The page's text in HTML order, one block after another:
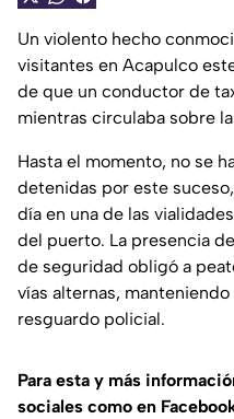
Un violento hecho
visitantes en Acapulco
de que un conductor de
mientras circulaba sobre
Hasta el momento, no se
detenidas por este
día en una de las
del puerto. La presencia
de seguridad obligó a
vías alternas,
resguardo policial.
Para esta y más
sociales como en